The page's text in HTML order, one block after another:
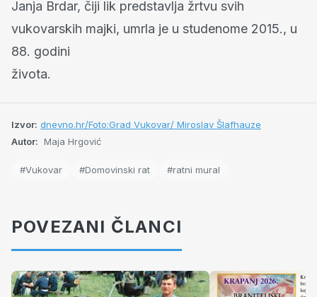
Janja Brdar, čiji lik predstavlja žrtvu svih
vukovarskih majki, umrla je u studenome 2015., u
88. godini
života.
Izvor: dnevno.hr/Foto:Grad Vukovar/ Miroslav Šlafhauze
Autor: Maja Hrgović
#Vukovar #Domovinski rat #ratni mural
POVEZANI ČLANCI